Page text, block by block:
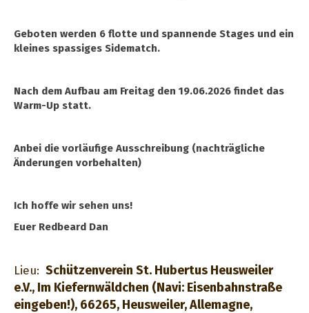
Geboten werden 6 flotte und spannende Stages und ein
kleines spassiges Sidematch.
Nach dem Aufbau am Freitag den 19.06.2026 findet das
Warm-Up statt.
Anbei die vorläufige Ausschreibung (nachträgliche
Änderungen vorbehalten)
Ich hoffe wir sehen uns!
Euer Redbeard Dan
Lieu: Schützenverein St. Hubertus Heusweiler
e.V., Im Kiefernwäldchen (Navi: Eisenbahnstraße
eingeben!), 66265, Heusweiler, Allemagne,